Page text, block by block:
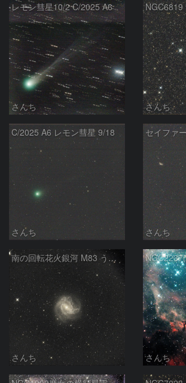
レモン彗星10/2 C/2025 A6
さんち さんち
C/2025 A6 レモン彗星 9/18
さんち さんち
南の回転花火銀河 M83 うみへび座
さんち さんち